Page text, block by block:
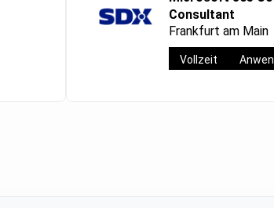
Consultant
Frankfurt am Main
Vollzeit